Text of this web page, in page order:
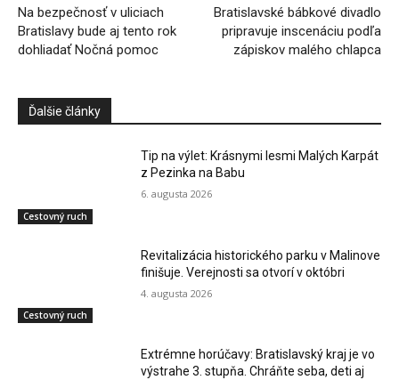
Na bezpečnosť v uliciach
Bratislavy bude aj tento rok
dohliadať Nočná pomoc
Bratislavské bábkové divadlo
pripravuje inscenáciu podľa
zápiskov malého chlapca
Ďalšie články
Cestovný ruch
Tip na výlet: Krásnymi lesmi Malých Karpát
z Pezinka na Babu
6. augusta 2026
Cestovný ruch
Revitalizácia historického parku v Malinove
finišuje. Verejnosti sa otvorí v októbri
4. augusta 2026
Extrémne horúčavy: Bratislavský kraj je vo
výstrahe 3. stupňa. Chráňte seba, deti aj